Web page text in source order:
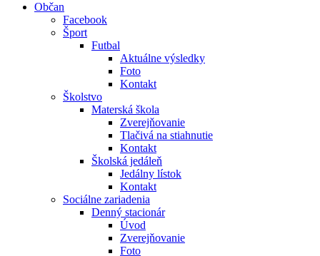
Občan
Facebook
Šport
Futbal
Aktuálne výsledky
Foto
Kontakt
Školstvo
Materská škola
Zverejňovanie
Tlačivá na stiahnutie
Kontakt
Školská jedáleň
Jedálny lístok
Kontakt
Sociálne zariadenia
Denný stacionár
Úvod
Zverejňovanie
Foto